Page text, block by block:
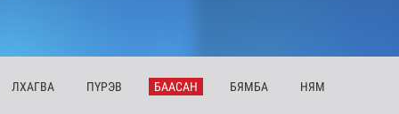
ЛХАГВА ПҮРЭВ БААСАН БЯМБА НЯМ